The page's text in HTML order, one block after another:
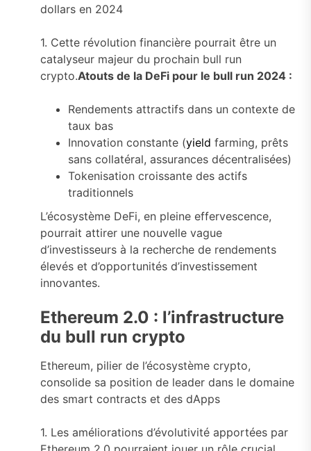
dollars en 2024
1. Cette révolution financière pourrait être un
catalyseur majeur du prochain bull run
crypto.Atouts de la DeFi pour le bull run 2024 :
Rendements attractifs dans un contexte de
taux bas
Innovation constante (yield farming, prêts
sans collatéral, assurances décentralisées)
Tokenisation croissante des actifs
traditionnels
L’écosystème DeFi, en pleine effervescence,
pourrait attirer une nouvelle vague
d’investisseurs à la recherche de rendements
élevés et d’opportunités d’investissement
innovantes.
Ethereum 2.0 : l’infrastructure
du bull run crypto
Ethereum, pilier de l’écosystème crypto,
consolide sa position de leader dans le domaine
des smart contracts et des dApps
1. Les améliorations d’évolutivité apportées par